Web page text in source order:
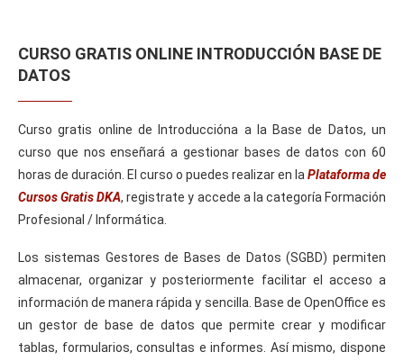
CURSO GRATIS ONLINE INTRODUCCIÓN BASE DE
DATOS
Curso gratis online de Introduccióna a la Base de Datos, un
curso que nos enseñará a gestionar bases de datos con 60
horas de duración. El curso o puedes realizar en la Plataforma de
Cursos Gratis DKA, registrate y accede a la categoría Formación
Profesional / Informática.
Los sistemas Gestores de Bases de Datos (SGBD) permiten
almacenar, organizar y posteriormente facilitar el acceso a
información de manera rápida y sencilla. Base de OpenOffice es
un gestor de base de datos que permite crear y modificar
tablas, formularios, consultas e informes. Así mismo, dispone